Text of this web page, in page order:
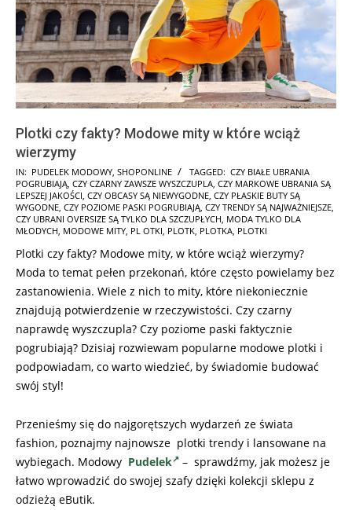
Plotki czy fakty? Modowe mity w które wciąż
wierzymy
2025-
08-
25
IN: PUDELEK MODOWY, SHOPONLINE TAGGED: CZY BIAŁE UBRANIA
POGRUBIAJĄ, CZY CZARNY ZAWSZE WYSZCZUPLA, CZY MARKOWE UBRANIA SĄ
LEPSZEJ JAKOŚCI, CZY OBCASY SĄ NIEWYGODNE, CZY PŁASKIE BUTY SĄ
WYGODNE, CZY POZIOME PASKI POGRUBIAJĄ, CZY TRENDY SĄ NAJWAŻNIEJSZE,
CZY UBRANI OVERSIZE SĄ TYLKO DLA SZCZUPŁYCH, MODA TYLKO DLA
MŁODYCH, MODOWE MITY, PL OTKI, PLOTK, PLOTKA, PLOTKI
Plotki czy fakty? Modowe mity, w które wciąż wierzymy?
Moda to temat pełen przekonań, które często powielamy bez
zastanowienia. Wiele z nich to mity, które niekoniecznie
znajdują potwierdzenie w rzeczywistości. Czy czarny
naprawdę wyszczupla? Czy poziome paski faktycznie
pogrubiają? Dzisiaj rozwiewam popularne modowe plotki i
podpowiadam, co warto wiedzieć, by świadomie budować
swój styl!
Przenieśmy się do najgorętszych wydarzeń ze świata
fashion, poznajmy najnowsze plotki trendy i lansowane na
wybiegach. Modowy Pudelek
– sprawdźmy, jak możesz je
łatwo wprowadzić do swojej szafy dzięki kolekcji sklepu z
odzieżą eButik.